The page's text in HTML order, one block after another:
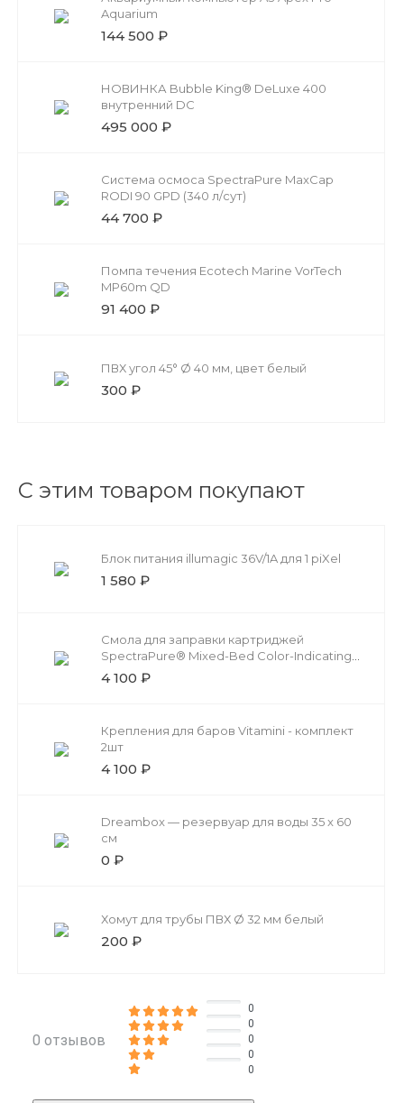
Aquarium
144 500 ₽
НОВИНКА Bubble King® DeLuxe 400
внутренний DC
495 000 ₽
Система осмоса SpectraPure MaxCap
RODI 90 GPD (340 л/сут)
44 700 ₽
Помпа течения Ecotech Marine VorTech
MP60m QD
91 400 ₽
ПВХ угол 45° Ø 40 мм, цвет белый
300 ₽
С этим товаром покупают
Блок питания illumagic 36V/1A для 1 piXel
1 580 ₽
Смола для заправки картриджей
SpectraPure® Mixed-Bed Color-Indicating
DI Resin 850мл
4 100 ₽
Крепления для баров Vitamini - комплект
2шт
4 100 ₽
Dreambox — резервуар для воды 35 x 60
см
0 ₽
Хомут для трубы ПВХ Ø 32 мм белый
200 ₽
0 отзывов
0
0
0
0
0